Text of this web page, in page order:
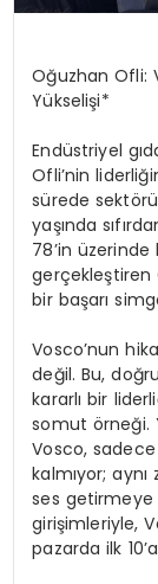
Oğuzhan Ofli:
Yükselişi*
Endüstriyel
Ofli’nin
sürede
yaşında
78’in
gerçekleştiren
bir başarı
Vosco’nun
değil. Bu,
kararlı bir
somut örneği.
Vosco,
kalmıyor;
ses getirmeye
girişimleriyle,
pazarda ilk